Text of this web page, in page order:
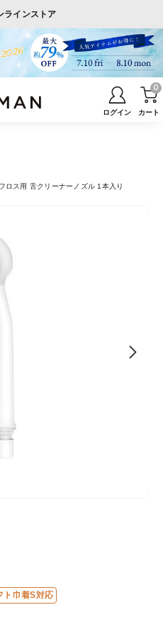
ラインストア
ログイン カート
0
ロス用 舌クリーナーノズル 1本入り
ト巾着S対応